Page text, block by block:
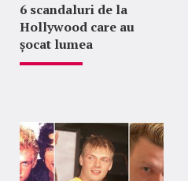
6 scandaluri de la
Hollywood care au
șocat lumea